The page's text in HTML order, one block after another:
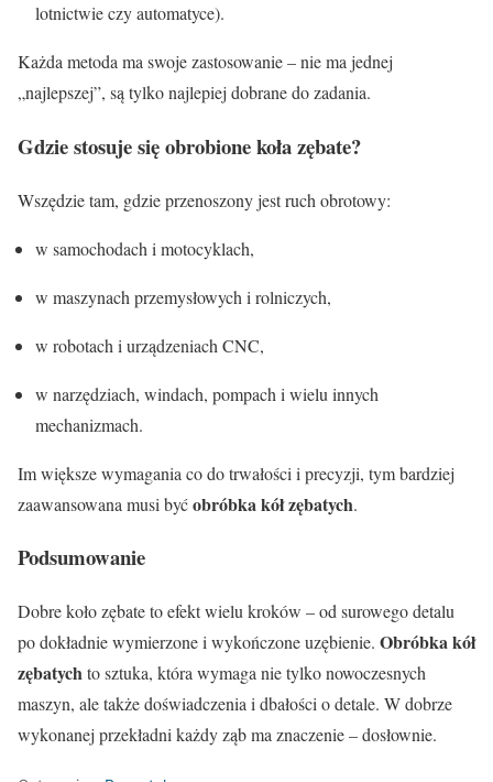
lotnictwie czy automatyce).
Każda metoda ma swoje zastosowanie – nie ma jednej
„najlepszej”, są tylko najlepiej dobrane do zadania.
Gdzie stosuje się obrobione koła zębate?
Wszędzie tam, gdzie przenoszony jest ruch obrotowy:
w samochodach i motocyklach,
w maszynach przemysłowych i rolniczych,
w robotach i urządzeniach CNC,
w narzędziach, windach, pompach i wielu innych
mechanizmach.
Im większe wymagania co do trwałości i precyzji, tym bardziej
zaawansowana musi byćobróbka kół zębatych.
Podsumowanie
Dobre koło zębate to efekt wielu kroków – od surowego detalu
po dokładnie wymierzone i wykończone uzębienie. Obróbka kół
zębatychto sztuka, która wymaga nie tylko nowoczesnych
maszyn, ale także doświadczenia i dbałości o detale. W dobrze
wykonanej przekładni każdy ząb ma znaczenie – dosłownie.